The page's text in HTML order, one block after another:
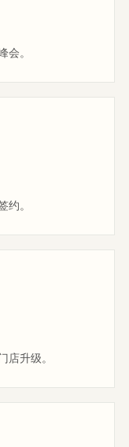
会。
约。
店升级。